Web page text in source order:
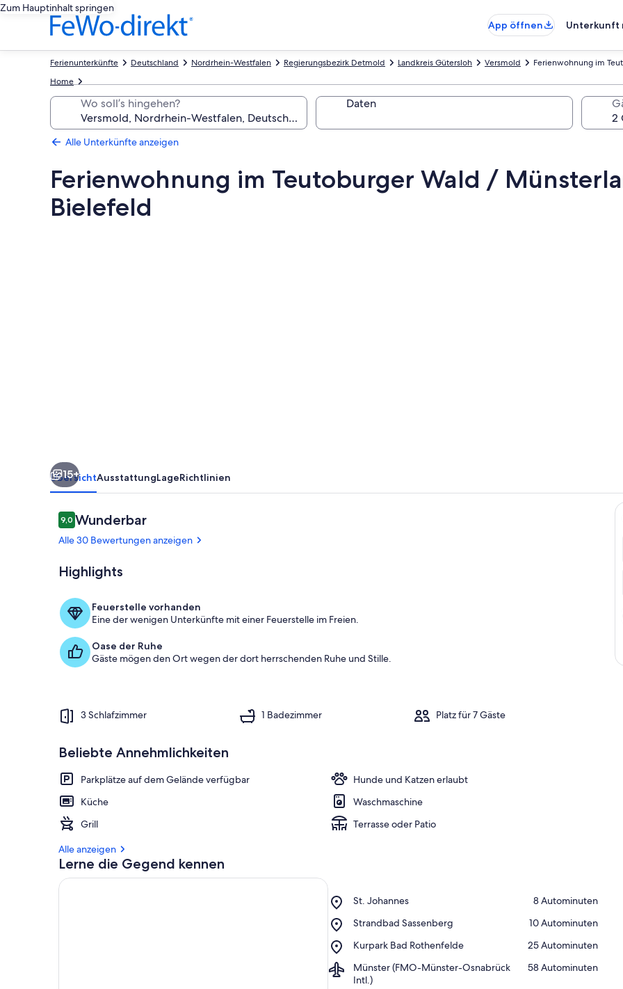
Zum Hauptinhalt springen
App öffnen
Unterkunft
Ferienwohnung im
Versmold
Landkreis Gütersloh
Regierungsbezirk Detmold
Nordrhein-Westfalen
Deutschland
Ferienunterkünfte
Home
Wo soll’s hingehen? Daten
Alle Unterkünfte anzeigen
Ferienwohnung im Teutoburger Wald /
Bielefeld
Bielefeld
15+
ÜbersichtAusstattungLageRichtlinien
Bewertungen
9,09,0 von 10.
Wunderbar
Alle 30 Bewertungen anzeigen
Highlights
Feuerstelle vorhanden
Eine der wenigen Unterkünfte mit einer Feuerstelle im Freien.
Oase der Ruhe
Gäste mögen den Ort wegen der dort herrschenden Ruhe und Stille.
3 Schlafzimmer 1 Badezimmer Platz für 7 Gäste
Beliebte Annehmlichkeiten
Parkplätze auf dem Gelände verfügbar
Hunde und Katzen erlaubt
Küche
Waschmaschine
Grill
Terrasse oder Patio
Alle anzeigen
Lerne die Gegend kennen
St. Johannes
Place,
Johannes
‪8 Autominuten‬
Strandbad Sassenberg
Place,
Sassenberg
‪10 Autominuten‬
Kurpark Bad Rothenfelde
Place,
Bad
Rothenfelde
‪25 Autominuten‬
Münster (FMO-Münster-Osnabrück
Intl.)
Airport,
Münster
‪58 Autominuten‬